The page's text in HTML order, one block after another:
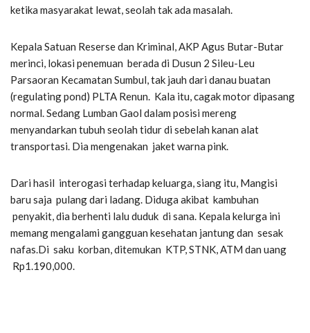
ketika masyarakat lewat, seolah tak ada masalah.
Kepala Satuan Reserse dan Kriminal, AKP Agus Butar-Butar
merinci, lokasi penemuan berada di Dusun 2 Sileu-Leu
Parsaoran Kecamatan Sumbul, tak jauh dari danau buatan
(regulating pond) PLTA Renun. Kala itu, cagak motor dipasang
normal. Sedang Lumban Gaol dalam posisi mereng
menyandarkan tubuh seolah tidur di sebelah kanan alat
transportasi. Dia mengenakan jaket warna pink.
Dari hasil interogasi terhadap keluarga, siang itu, Mangisi
baru saja pulang dari ladang. Diduga akibat kambuhan
penyakit, dia berhenti lalu duduk di sana. Kepala kelurga ini
memang mengalami gangguan kesehatan jantung dan sesak
nafas.Di saku korban, ditemukan KTP, STNK, ATM dan uang
Rp1.190,000.